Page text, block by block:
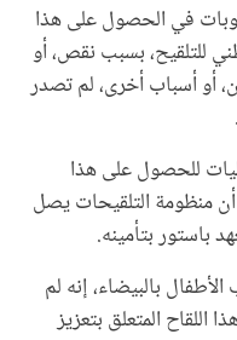
في الحصول على هذا
للتلقيح، بسبب نقص، أو
أو أسباب أخرى، لم تصدر
للحصول على هذا
65 درهما، علما أن منظومة التلقيحات يصل
بالبيضاء، إنه لم
المتعلق بتعزيز